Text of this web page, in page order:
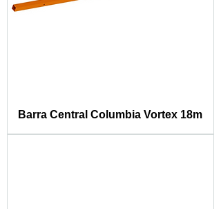
Barra Central Columbia Vortex 18m